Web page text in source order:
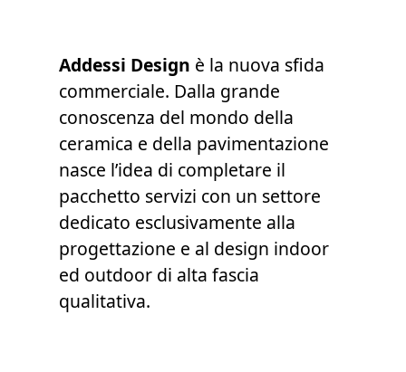
Addessi Design è la nuova sfida
commerciale. Dalla grande
conoscenza del mondo della
ceramica e della pavimentazione
nasce l’idea di completare il
pacchetto servizi con un settore
dedicato esclusivamente alla
progettazione e al design indoor
ed outdoor di alta fascia
qualitativa.